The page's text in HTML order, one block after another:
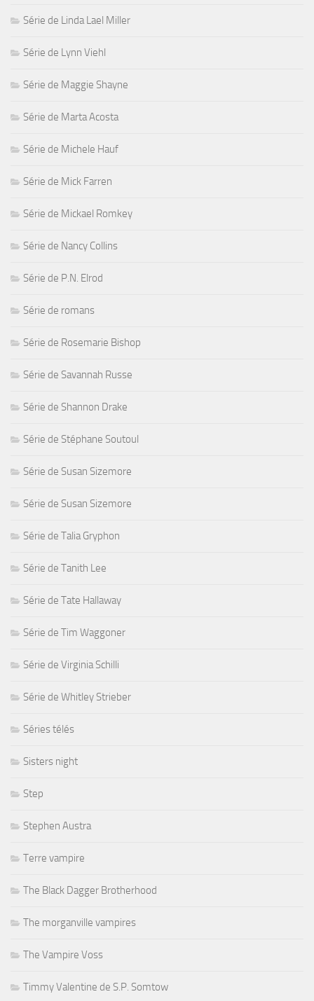
Série de Linda Lael Miller
Série de Lynn Viehl
Série de Maggie Shayne
Série de Marta Acosta
Série de Michele Hauf
Série de Mick Farren
Série de Mickael Romkey
Série de Nancy Collins
Série de P.N. Elrod
Série de romans
Série de Rosemarie Bishop
Série de Savannah Russe
Série de Shannon Drake
Série de Stéphane Soutoul
Série de Susan Sizemore
Série de Susan Sizemore
Série de Talia Gryphon
Série de Tanith Lee
Série de Tate Hallaway
Série de Tim Waggoner
Série de Virginia Schilli
Série de Whitley Strieber
Séries télés
Sisters night
Step
Stephen Austra
Terre vampire
The Black Dagger Brotherhood
The morganville vampires
The Vampire Voss
Timmy Valentine de S.P. Somtow